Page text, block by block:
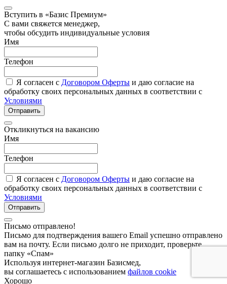
Вступить в «Базис Премиум»
С вами свяжется менеджер,
чтобы обсудить индивидуальные условия
Имя
Телефон
Я согласен с Договором Оферты и даю согласие на
обработку своих персональных данных в соответствии с
Условиями
Отправить
Откликнуться на вакансию
Имя
Телефон
Я согласен с Договором Оферты и даю согласие на
обработку своих персональных данных в соответствии с
Условиями
Отправить
Письмо отправлено!
Письмо для подтверждения вашего Email успешно отправлено
вам на почту. Если письмо долго не приходит, проверьте
папку «Спам»
Используя интернет-магазин Базисмед,
вы соглашаетесь с использованием файлов cookie
Хорошо